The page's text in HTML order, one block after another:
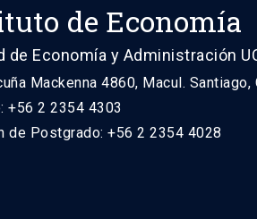
de Economía
de Economía y Administración
Mackenna 4860, Macul. Santiago,
+56 2 2354 4303
de Postgrado: +56 2 2354 4028